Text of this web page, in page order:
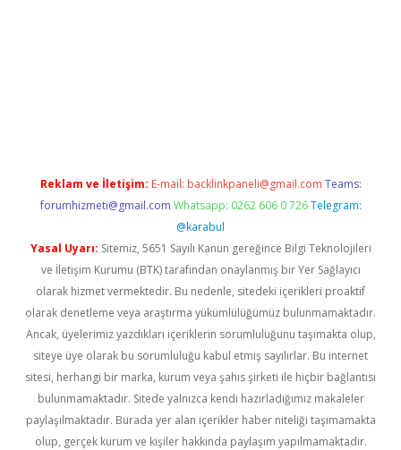
Reklam ve İletişim: E-mail: backlinkpaneli@gmail.com Teams:
forumhizmeti@gmail.com Whatsapp: 0262 606 0 726 Telegram:
@karabul
Yasal Uyarı: Sitemiz, 5651 Sayılı Kanun gereğince Bilgi Teknolojileri
ve İletişim Kurumu (BTK) tarafından onaylanmış bir Yer Sağlayıcı
olarak hizmet vermektedir. Bu nedenle, sitedeki içerikleri proaktif
olarak denetleme veya araştırma yükümlülüğümüz bulunmamaktadır.
Ancak, üyelerimiz yazdıkları içeriklerin sorumluluğunu taşımakta olup,
siteye üye olarak bu sorumluluğu kabul etmiş sayılırlar. Bu internet
sitesi, herhangi bir marka, kurum veya şahıs şirketi ile hiçbir bağlantısı
bulunmamaktadır. Sitede yalnızca kendi hazırladığımız makaleler
paylaşılmaktadır. Burada yer alan içerikler haber niteliği taşımamakta
olup, gerçek kurum ve kişiler hakkında paylaşım yapılmamaktadır.